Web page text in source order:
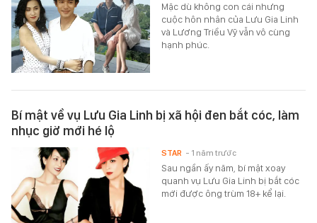
Mặc dù không con cái nhưng
cuộc hôn nhân của Lưu Gia Linh
và Lương Triều Vỹ vẫn vô cùng
hạnh phúc.
Bí mật về vụ Lưu Gia Linh bị xã hội đen bắt cóc, làm
nhục giờ mới hé lộ
Sau ngần ấy năm, bí mật xoay
quanh vụ Lưu Gia Linh bị bắt cóc
mới được ông trùm 18+ kể lại.
STAR - 1 năm trước